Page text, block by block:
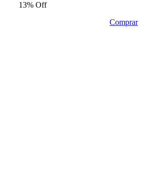
13% Off
Comprar